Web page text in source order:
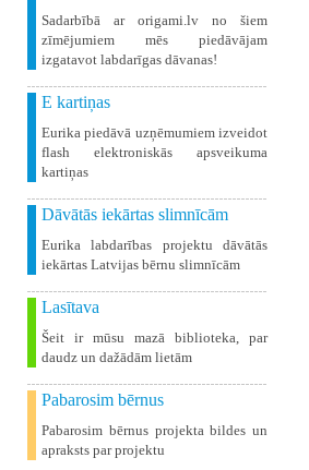
Sadarbībā ar origami.lv no šiem
zīmējumiem mēs piedāvājam
izgatavot labdarīgas dāvanas!
E kartiņas
Eurika piedāvā uzņēmumiem izveidot
flash elektroniskās apsveikuma
kartiņas
Dāvātās iekārtas slimnīcām
Eurika labdarības projektu dāvātās
iekārtas Latvijas bērnu slimnīcām
Lasītava
Šeit ir mūsu mazā biblioteka, par
daudz un dažādām lietām
Pabarosim bērnus
Pabarosim bērnus projekta bildes un
apraksts par projektu